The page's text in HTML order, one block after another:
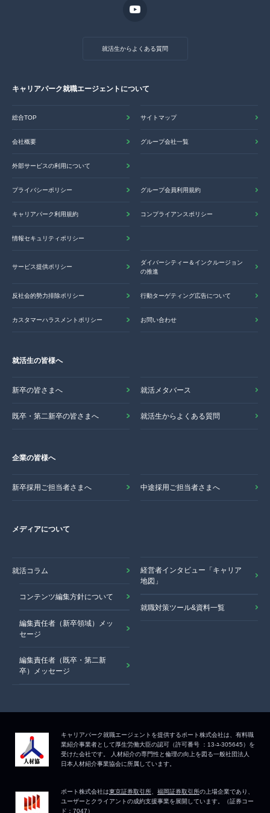
就活生からよくある質問
キャリアパーク就職エージェントについて
総合TOP サイトマップ
会社概要 グループ会社一覧
外部サービスの利用について
プライバシーポリシー グループ会員利用規約
キャリアパーク利用規約 コンプライアンスポリシー
情報セキュリティポリシー
サービス提供ポリシー
ダイバーシティー＆インクルージョン
の推進
反社会的勢力排除ポリシー 行動ターゲティング広告について
カスタマーハラスメントポリシー お問い合わせ
就活生の皆様へ
新卒の皆さまへ 就活メタバース
既卒・第二新卒の皆さまへ 就活生からよくある質問
企業の皆様へ
新卒採用ご担当者さまへ 中途採用ご担当者さまへ
メディアについて
就活コラム
コンテンツ編集方針について
編集責任者（新卒領域）メッ
セージ
編集責任者（既卒・第二新
卒）メッセージ
経営者インタビュー「キャリア
地図」
就職対策ツール&資料一覧